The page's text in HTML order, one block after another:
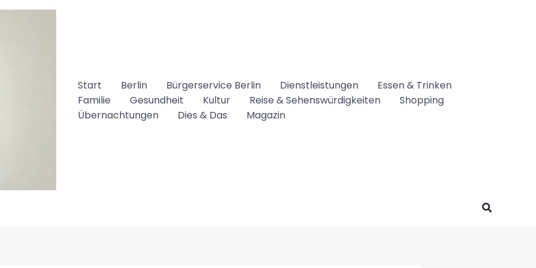
Start Berlin Bürgerservice Berlin Dienstleistungen
Essen & Trinken
Familie
Gesundheit Kultur Reise & Sehenswürdigkeiten
Shopping
Übernachtungen
Dies & Das Magazin
Suchen